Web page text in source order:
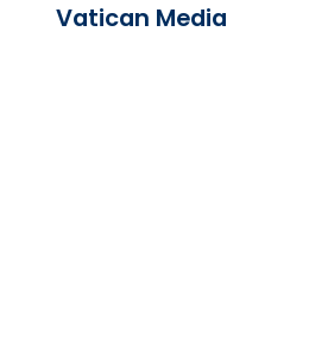
Vatican Media